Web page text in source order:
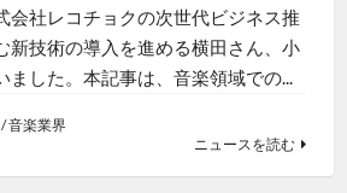
会社レコチョクの次世代ビジネス推
新技術の導入を進める横田さん、小
ました。本記事は、音楽領域での...
/音楽業界
ニュースを読む